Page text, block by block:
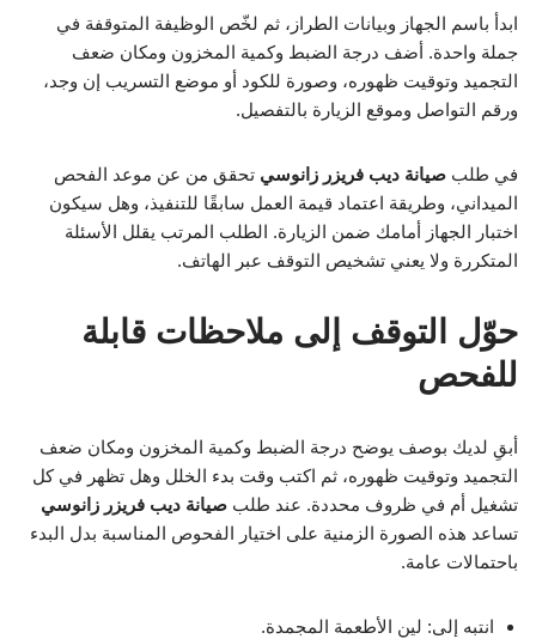
ابدأ باسم الجهاز وبيانات الطراز، ثم لخّص الوظيفة المتوقفة في
جملة واحدة. أضف درجة الضبط وكمية المخزون ومكان ضعف
التجميد وتوقيت ظهوره، وصورة للكود أو موضع التسريب إن وجد،
ورقم التواصل وموقع الزيارة بالتفصيل.
في طلب صيانة ديب فريزر زانوسي تحقق من عن موعد الفحص
الميداني، وطريقة اعتماد قيمة العمل سابقًا للتنفيذ، وهل سيكون
اختبار الجهاز أمامك ضمن الزيارة. الطلب المرتب يقلل الأسئلة
المتكررة ولا يعني تشخيص التوقف عبر الهاتف.
حوّل التوقف إلى ملاحظات قابلة
للفحص
أبقِ لديك بوصف يوضح درجة الضبط وكمية المخزون ومكان ضعف
التجميد وتوقيت ظهوره، ثم اكتب وقت بدء الخلل وهل تظهر في كل
تشغيل أم في ظروف محددة. عند طلب صيانة ديب فريزر زانوسي
تساعد هذه الصورة الزمنية على اختيار الفحوص المناسبة بدل البدء
باحتمالات عامة.
انتبه إلى: لين الأطعمة المجمدة.